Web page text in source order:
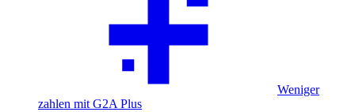
Weniger
zahlen mit G2A Plus